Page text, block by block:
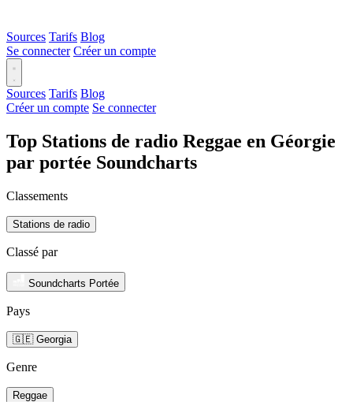
Sources Tarifs Blog
Se connecter Créer un compte
Sources Tarifs Blog
Créer un compte Se connecter
Top Stations de radio Reggae en Géorgie
par portée Soundcharts
Classements
Stations de radio
Classé par
Soundcharts Portée
Pays
🇬🇪 Georgia
Genre
Reggae